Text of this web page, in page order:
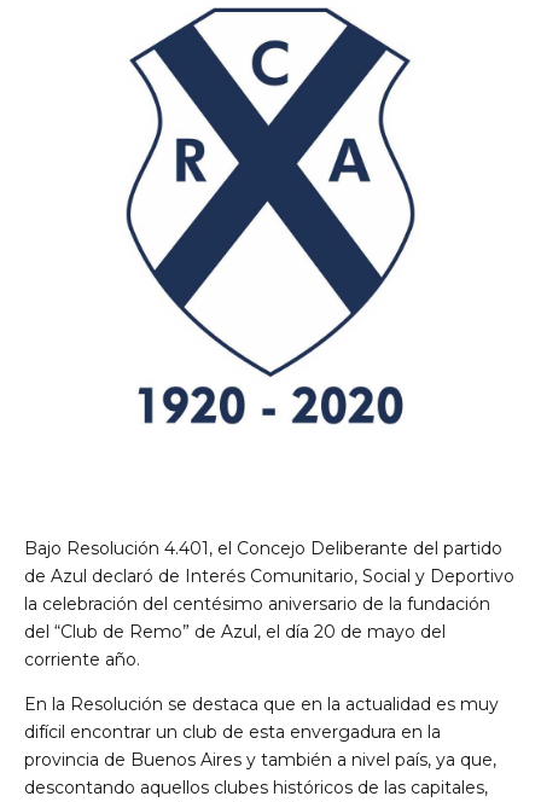
Bajo Resolución 4.401, el Concejo Deliberante del partido
de Azul declaró de Interés Comunitario, Social y Deportivo
la celebración del centésimo aniversario de la fundación
del “Club de Remo” de Azul, el día 20 de mayo del
corriente año.
En la Resolución se destaca que en la actualidad es muy
difícil encontrar un club de esta envergadura en la
provincia de Buenos Aires y también a nivel país, ya que,
descontando aquellos clubes históricos de las capitales,